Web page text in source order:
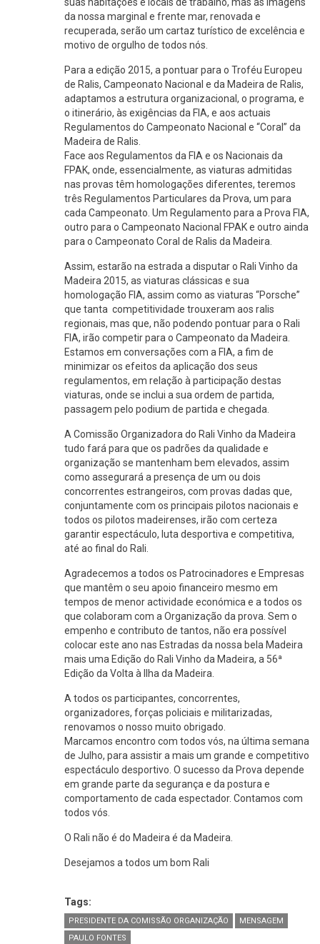
da nossa marginal e frente mar, renovada e
recuperada, serão um cartaz turístico de excelência e
motivo de orgulho de todos nós.
Para a edição 2015, a pontuar para o Troféu Europeu
de Ralis, Campeonato Nacional e da Madeira de Ralis,
adaptamos a estrutura organizacional, o programa, e
o itinerário, às exigências da FIA, e aos actuais
Regulamentos do Campeonato Nacional e “Coral” da
Madeira de Ralis.
Face aos Regulamentos da FIA e os Nacionais da
FPAK, onde, essencialmente, as viaturas admitidas
nas provas têm homologações diferentes, teremos
três Regulamentos Particulares da Prova, um para
cada Campeonato. Um Regulamento para a Prova FIA,
outro para o Campeonato Nacional FPAK e outro ainda
para o Campeonato Coral de Ralis da Madeira.
Assim, estarão na estrada a disputar o Rali Vinho da
Madeira 2015, as viaturas clássicas e sua
homologação FIA, assim como as viaturas “Porsche”
que tanta competitividade trouxeram aos ralis
regionais, mas que, não podendo pontuar para o Rali
FIA, irão competir para o Campeonato da Madeira.
Estamos em conversações com a FIA, a fim de
minimizar os efeitos da aplicação dos seus
regulamentos, em relação à participação destas
viaturas, onde se inclui a sua ordem de partida,
passagem pelo podium de partida e chegada.
A Comissão Organizadora do Rali Vinho da Madeira
tudo fará para que os padrões da qualidade e
organização se mantenham bem elevados, assim
como assegurará a presença de um ou dois
concorrentes estrangeiros, com provas dadas que,
conjuntamente com os principais pilotos nacionais e
todos os pilotos madeirenses, irão com certeza
garantir espectáculo, luta desportiva e competitiva,
até ao final do Rali.
Agradecemos a todos os Patrocinadores e Empresas
que mantêm o seu apoio financeiro mesmo em
tempos de menor actividade económica e a todos os
que colaboram com a Organização da prova. Sem o
empenho e contributo de tantos, não era possível
colocar este ano nas Estradas da nossa bela Madeira
mais uma Edição do Rali Vinho da Madeira, a 56ª
Edição da Volta à Ilha da Madeira.
A todos os participantes, concorrentes,
organizadores, forças policiais e militarizadas,
renovamos o nosso muito obrigado.
Marcamos encontro com todos vós, na última semana
de Julho, para assistir a mais um grande e competitivo
espectáculo desportivo. O sucesso da Prova depende
em grande parte da segurança e da postura e
comportamento de cada espectador. Contamos com
todos vós.
O Rali não é do Madeira é da Madeira.
Desejamos a todos um bom Rali
Tags:
PRESIDENTE DA COMISSÃO ORGANIZAÇÃO
MENSAGEM
PAULO FONTES